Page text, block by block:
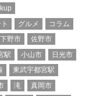
グルメ
コラム
下野市
佐野市
駅 小山市
日光市
東武宇都宮駅
滝
真岡市